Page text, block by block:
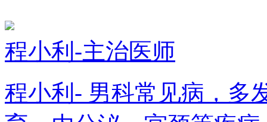
程小利-主治医师
程小利- 男科常见病，多